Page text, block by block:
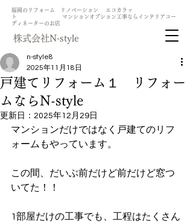
​福岡のリフォーム リノベーション エコカラッ
ト マンションオプション工事ならインテリアコー
ディネーターのお店
​株式会社N-style
戸建てリフォーム１ リフォー
ムならN-style
n-style8
2025年11月18日
更新日： 2025年12月29日
マンションだけではなく戸建てのリフ
ォームもやっています。
この間、だいぶ前だけど前だけど窓つ
いてた！！
1部屋だけの工事でも、工程はたくさん